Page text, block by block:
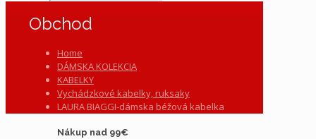
Obchod
Home
DÁMSKA KOLEKCIA
KABELKY
Vychádzkové kabelky, ruksaky
LAURA BIAGGI-dámska béžová kabelka
Nákup nad 99€